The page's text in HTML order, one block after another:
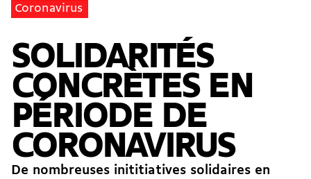
Coronavirus
SOLIDARITÉS
CONCRÈTES EN
PÉRIODE DE
CORONAVIRUS
De nombreuses inititiatives solidaires en